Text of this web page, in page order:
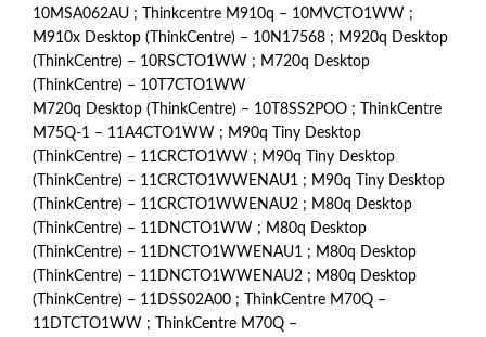
10MSA062AU ; Thinkcentre M910q – 10MVCTO1WW ;
M910x Desktop (ThinkCentre) – 10N17568 ; M920q Desktop
(ThinkCentre) – 10RSCTO1WW ; M720q Desktop
(ThinkCentre) – 10T7CTO1WW
M720q Desktop (ThinkCentre) – 10T8SS2POO ; ThinkCentre
M75Q-1 – 11A4CTO1WW ; M90q Tiny Desktop
(ThinkCentre) – 11CRCTO1WW ; M90q Tiny Desktop
(ThinkCentre) – 11CRCTO1WWENAU1 ; M90q Tiny Desktop
(ThinkCentre) – 11CRCTO1WWENAU2 ; M80q Desktop
(ThinkCentre) – 11DNCTO1WW ; M80q Desktop
(ThinkCentre) – 11DNCTO1WWENAU1 ; M80q Desktop
(ThinkCentre) – 11DNCTO1WWENAU2 ; M80q Desktop
(ThinkCentre) – 11DSS02A00 ; ThinkCentre M70Q –
11DTCTO1WW ; ThinkCentre M70Q –